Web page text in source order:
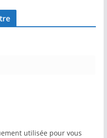
utilisée pour vous